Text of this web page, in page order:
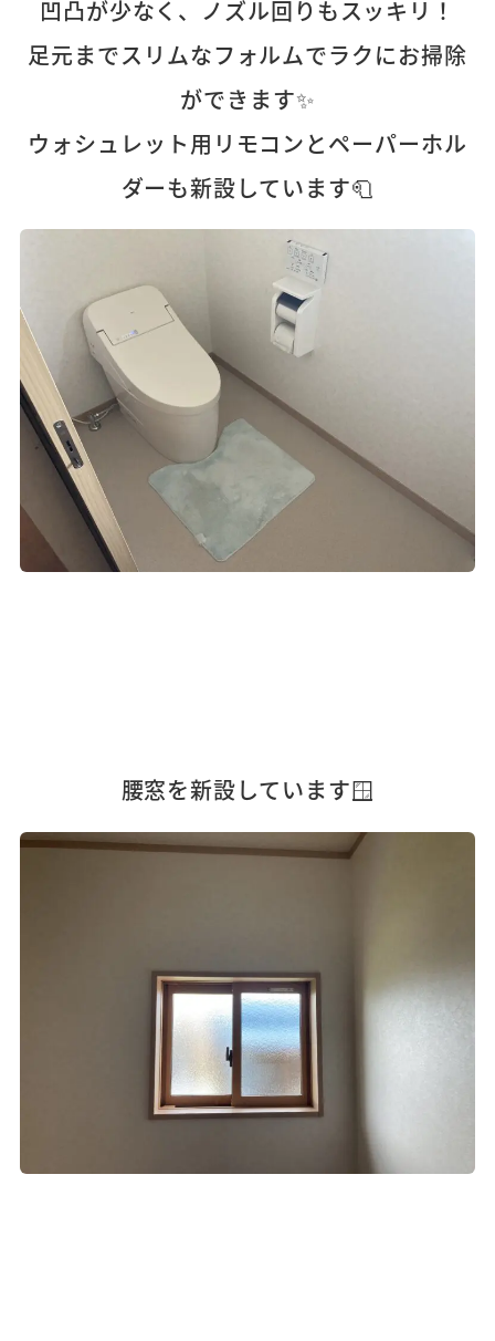
凹凸が少なく、ノズル回りもスッキリ！
足元までスリムなフォルムでラクにお掃除
ができます✨
ウォシュレット用リモコンとペーパーホル
ダーも新設しています🧻
腰窓を新設しています🪟